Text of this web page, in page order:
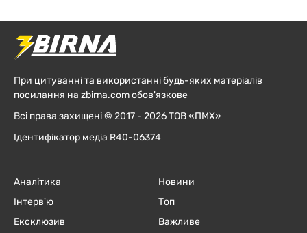
При цитуванні та використанні будь-яких матеріалів
посилання на zbirna.com обов'язкове
Всі права захищені © 2017 - 2026 ТОВ «ПМХ»
Ідентифікатор медіа R40-06374
Аналітика
Інтерв'ю
Ексклюзив
Новини
Топ
Важливе